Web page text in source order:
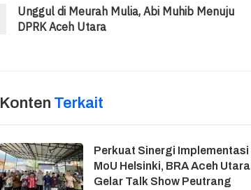
Unggul di Meurah Mulia, Abi Muhib Menuju
DPRK Aceh Utara
Konten Terkait
Perkuat Sinergi Implementasi
MoU Helsinki, BRA Aceh Utara
Gelar Talk Show Peutrang